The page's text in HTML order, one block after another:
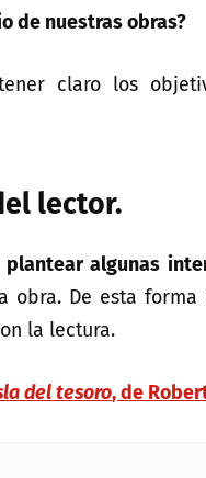
de nuestras obras?
claro los
lector.
plantear algunas
obra. De esta forma
la lectura.
del tesoro, de